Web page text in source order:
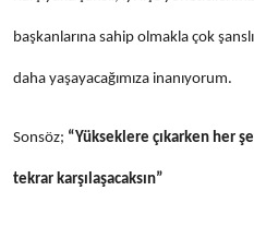
başkanlarına sahip olmakla çok
daha yaşayacağımıza inanıyorum.
Sonsöz; “Yükseklere çıkarken her
tekrar karşılaşacaksın”